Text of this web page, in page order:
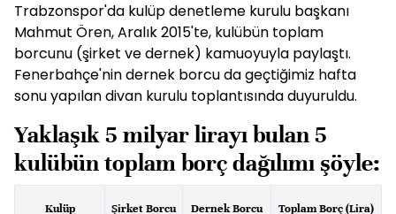
Trabzonspor'da kulüp denetleme kurulu başkanı
Mahmut Ören, Aralık 2015'te, kulübün toplam
borcunu (şirket ve dernek) kamuoyuyla paylaştı.
Fenerbahçe'nin dernek borcu da geçtiğimiz hafta
sonu yapılan divan kurulu toplantısında duyuruldu.
Yaklaşık 5 milyar lirayı bulan 5
kulübün toplam borç dağılımı şöyle:
Kulüp Şirket Borcu Dernek Borcu Toplam Borç (Lira)